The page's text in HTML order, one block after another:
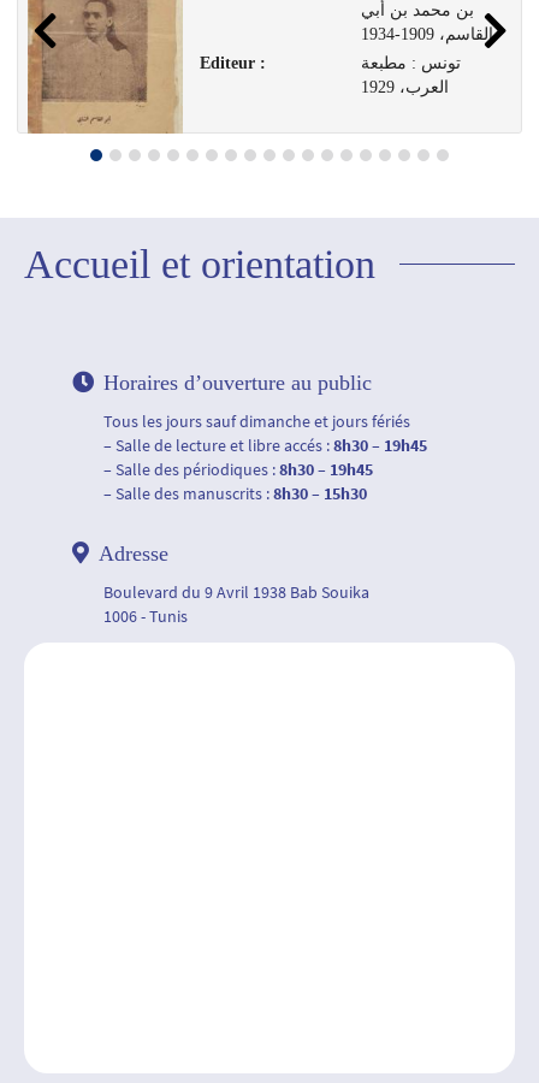
بن محمد بن أبي
القاسم، 1909-1934
Editeur :
تونس : مطبعة
العرب، 1929
Accueil et orientation
Horaires d’ouverture au public
Tous les jours sauf dimanche et jours fériés
– Salle de lecture et libre accés :8h30 – 19h45
– Salle des périodiques :8h30 – 19h45
– Salle des manuscrits :8h30 – 15h30
Adresse
Boulevard du 9 Avril 1938 Bab Souika
1006 - Tunis